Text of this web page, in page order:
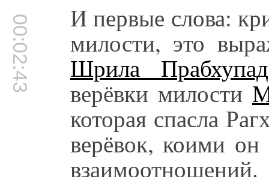
00:02:43 И первые слова:
милости, это
Шрила
верёвки милости
которая спасла
верёвок, коими
взаимоотношений.